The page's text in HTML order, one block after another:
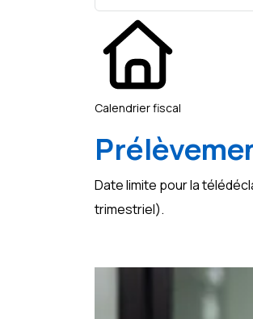
Calendrier fiscal
Date limite pour la
trimestriel).